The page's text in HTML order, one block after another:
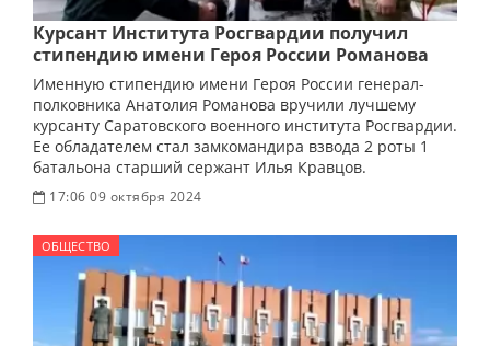
Курсант Института Росгвардии получил
стипендию имени Героя России Романова
Именную стипендию имени Героя России генерал-
полковника Анатолия Романова вручили лучшему
курсанту Саратовского военного института Росгвардии.
Ее обладателем стал замкомандира взвода 2 роты 1
батальона старший сержант Илья Кравцов.
17:06 09 октября 2024
ОБЩЕСТВО